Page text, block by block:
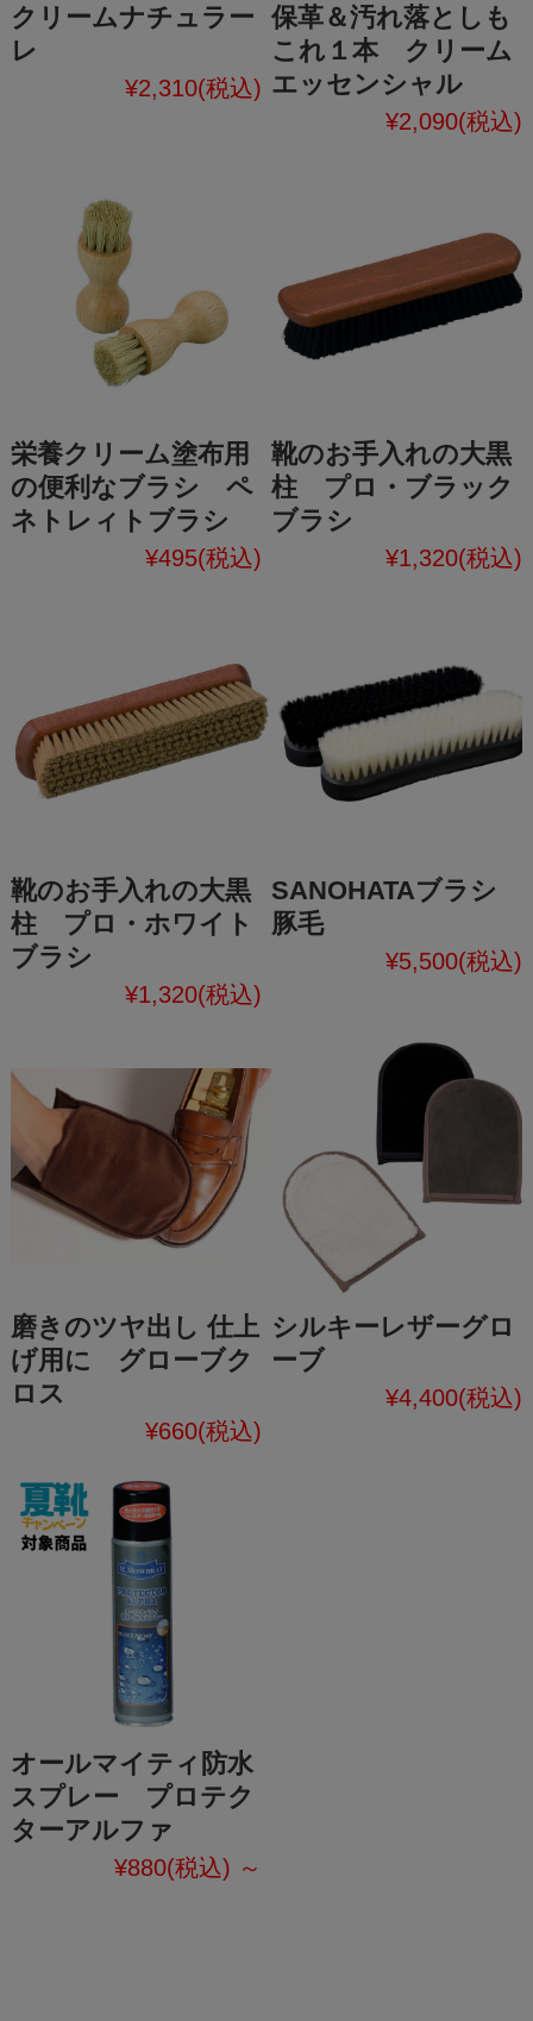
クリームナチュラー
レ
¥2,310(税込)
保革＆汚れ落としも
これ１本 クリーム
エッセンシャル
¥2,090(税込)
栄養クリーム塗布用
の便利なブラシ ペ
ネトレィトブラシ
¥495(税込)
靴のお手入れの大黒
柱 プロ・ブラック
ブラシ
¥1,320(税込)
靴のお手入れの大黒
柱 プロ・ホワイト
ブラシ
¥1,320(税込)
SANOHATAブラシ
豚毛
¥5,500(税込)
磨きのツヤ出し 仕上
げ用に グローブク
ロス
¥660(税込)
シルキーレザーグロ
ーブ
¥4,400(税込)
オールマイティ防水
スプレー プロテク
ターアルファ
¥880(税込) ～